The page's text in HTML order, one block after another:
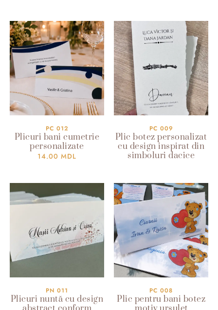
PC 012
Plicuri bani cumetrie
personalizate
14.00 MDL
PC 009
Plic botez personalizat
cu design inspirat din
simboluri dacice
PN 011
Plicuri nuntă cu design
PC 008
Plic pentru bani botez